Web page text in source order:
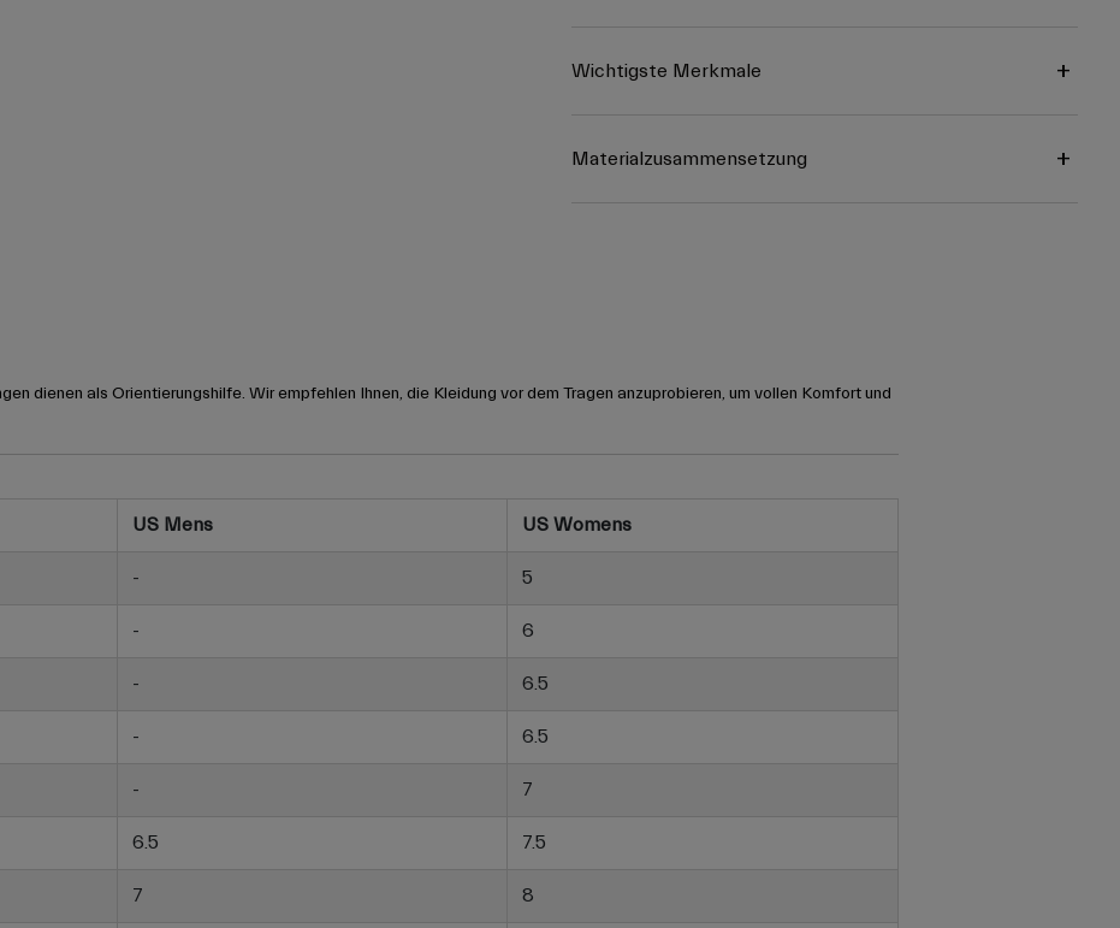
Wichtigste Merkmale
Materialzusammensetzung
dienen als Orientierungshilfe. Wir empfehlen Ihnen, die Kleidung vor dem Tragen anzuprobieren, um vollen Komfort und
US Mens US Womens
- 5
- 6
- 6.5
- 6.5
- 7
6.5 7.5
7 8